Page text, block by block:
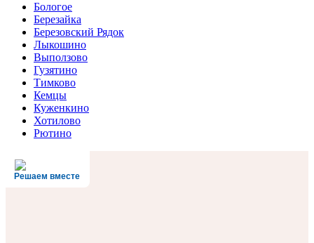
Бологое
Березайка
Березовский Рядок
Лыкошино
Выползово
Гузятино
Тимково
Кемцы
Куженкино
Хотилово
Рютино
Решаем вместе